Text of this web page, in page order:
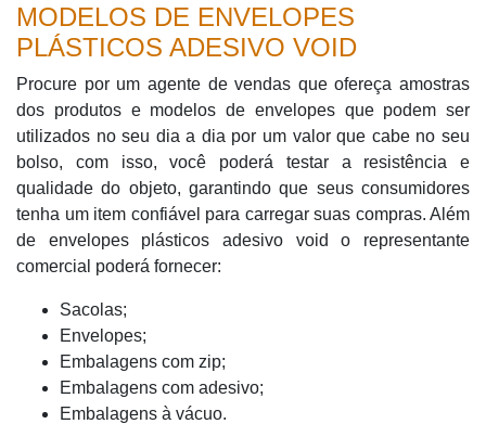
MODELOS DE ENVELOPES
PLÁSTICOS ADESIVO VOID
Procure por um agente de vendas que ofereça amostras
dos produtos e modelos de envelopes que podem ser
utilizados no seu dia a dia por um valor que cabe no seu
bolso, com isso, você poderá testar a resistência e
qualidade do objeto, garantindo que seus consumidores
tenha um item confiável para carregar suas compras. Além
de envelopes plásticos adesivo void o representante
comercial poderá fornecer:
Sacolas;
Envelopes;
Embalagens com zip;
Embalagens com adesivo;
Embalagens à vácuo.